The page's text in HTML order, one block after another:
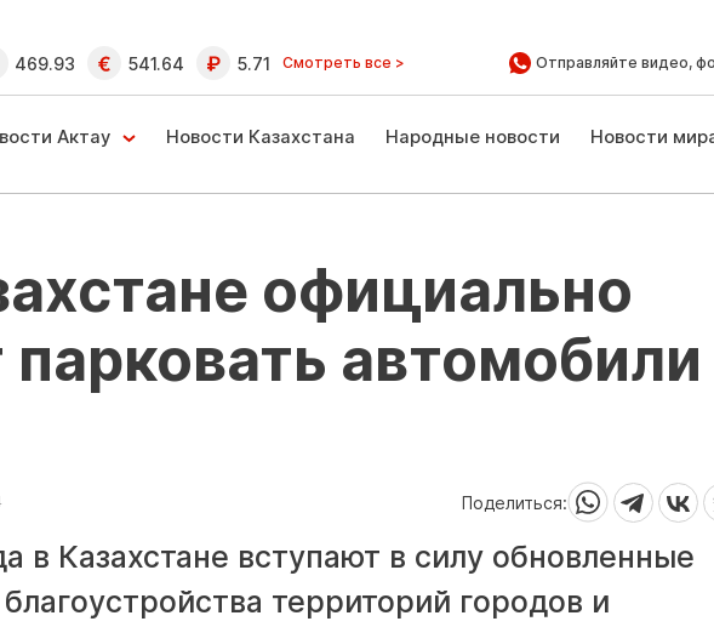
469.93 541.64 5.71 Смотреть все > Отправляйте видео,
Актау Новости Казахстана Народные новости Новости
официально
парковать автомобили
Поделиться:
в Казахстане вступают в силу обновленные
территорий городов и